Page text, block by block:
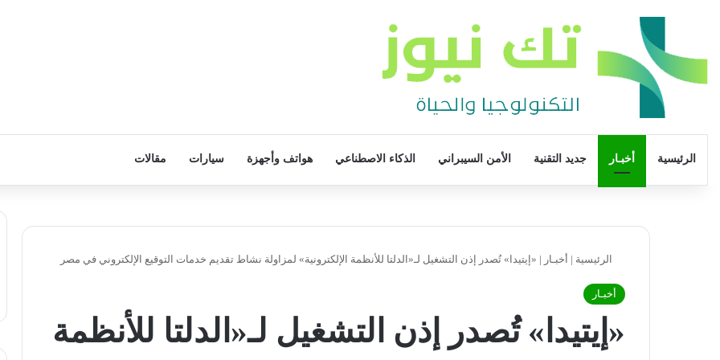
الرئيسية أخبـار جديد التقنية الأمن السيبراني الذكاء الاصطناعي هواتف وأجهزة سيارات مقالات
الرئيسية | أخبـار | «إيتيدا» تُصدر إذن التشغيل لـ«الدلتا للأنظمة الإلكترونية» لمزاولة نشاط تقديم خدمات التوقيع الإلكتروني في مصر
أخبـار
«إيتيدا» تُصدر إذن التشغيل لـ«الدلتا للأنظمة